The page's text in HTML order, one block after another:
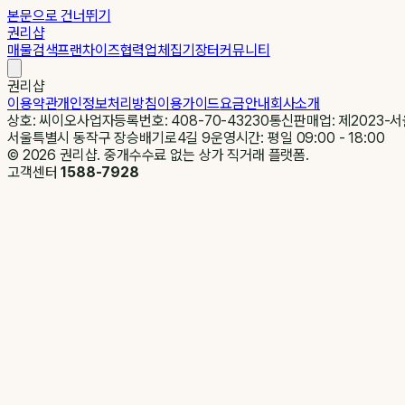
본문으로 건너뛰기
권리샵
매물검색프랜차이즈협력업체집기장터커뮤니티
권리샵
이용약관개인정보처리방침이용가이드요금안내회사소개
상호: 씨이오사업자등록번호: 408-70-43230통신판매업: 제2023-
서울특별시 동작구 장승배기로4길 9운영시간: 평일 09:00 - 18:00
© 2026 권리샵. 중개수수료 없는 상가 직거래 플랫폼.
고객센터1588-7928